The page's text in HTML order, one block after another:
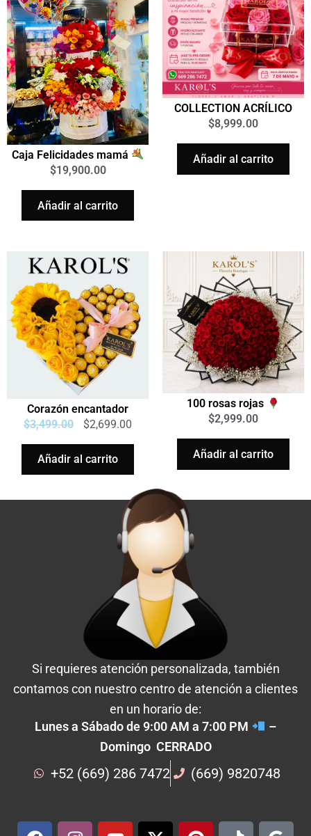
Caja Felicidades mamá
$19,900.00
Añadir al carrito
COLLECTION ACRÍLICO
$8,999.00
Añadir al carrito
Corazón encantador
$3,499.00 $2,699.00
Añadir al carrito
100 rosas rojas
$2,999.00
Añadir al carrito
Si requieres atención personalizada, también
contamos con nuestro centro de atención a clientes
en un horario de:
Lunes a Sábado de 9:00 AM a 7:00 PM
–
Domingo CERRADO
+52 (669) 286 7472 (669) 9820748